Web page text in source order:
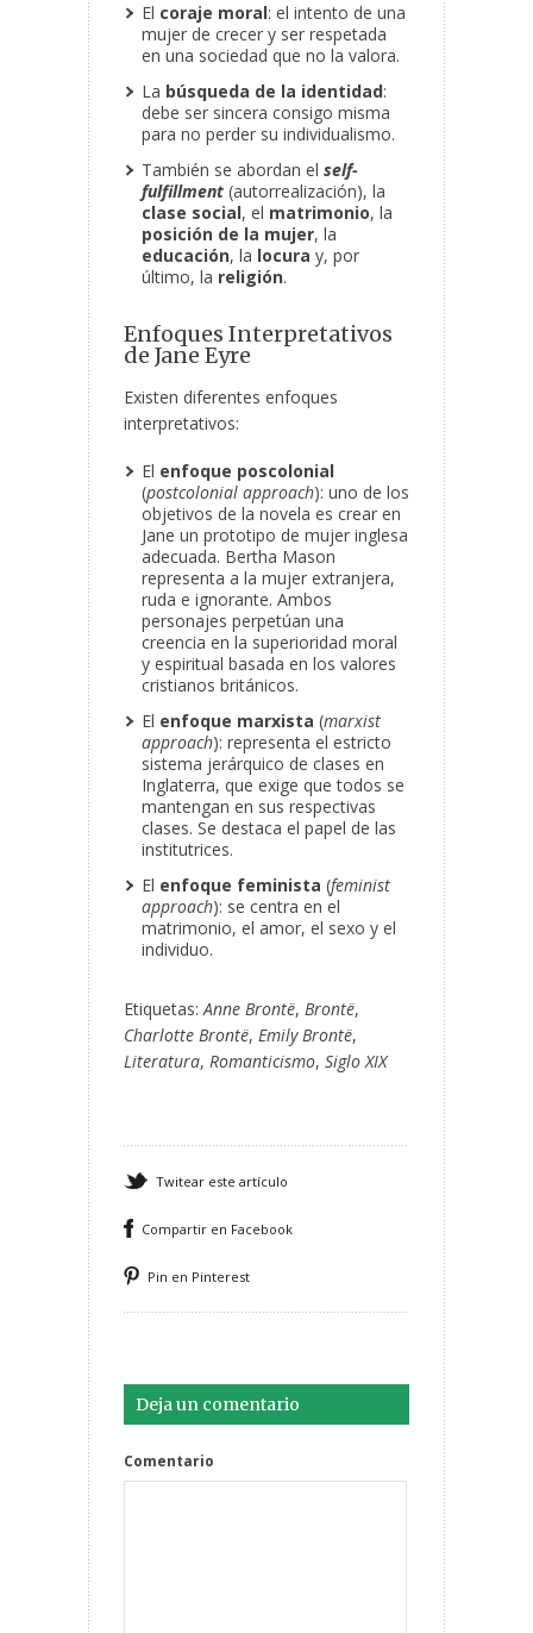
El coraje moral: el intento de una
mujer de crecer y ser respetada
en una sociedad que no la valora.
La búsqueda de la identidad:
debe ser sincera consigo misma
para no perder su individualismo.
También se abordan el self-
fulfillment (autorrealización), la
clase social, el matrimonio, la
posición de la mujer, la
educación, la locura y, por
último, la religión.
Enfoques Interpretativos
de Jane Eyre
Existen diferentes enfoques
interpretativos:
El enfoque poscolonial
(postcolonial approach): uno de los
objetivos de la novela es crear en
Jane un prototipo de mujer inglesa
adecuada. Bertha Mason
representa a la mujer extranjera,
ruda e ignorante. Ambos
personajes perpetúan una
creencia en la superioridad moral
y espiritual basada en los valores
cristianos británicos.
El enfoque marxista (marxist
approach): representa el estricto
sistema jerárquico de clases en
Inglaterra, que exige que todos se
mantengan en sus respectivas
clases. Se destaca el papel de las
institutrices.
El enfoque feminista (feminist
approach): se centra en el
matrimonio, el amor, el sexo y el
individuo.
Etiquetas:Anne Brontë, Brontë,
Charlotte Brontë, Emily Brontë,
Literatura, Romanticismo, Siglo XIX
Twitear este artículo
Compartir en Facebook
Pin en Pinterest
Deja un comentario
Comentario